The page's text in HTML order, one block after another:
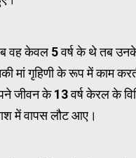
वह केवल 5 वर्ष के थे तब
मां गृहिणी के रूप में काम
के 13 वर्ष केरल के
में वापस लौट आए।